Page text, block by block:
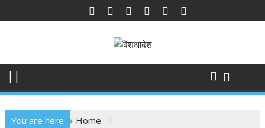
to
You are here
Home